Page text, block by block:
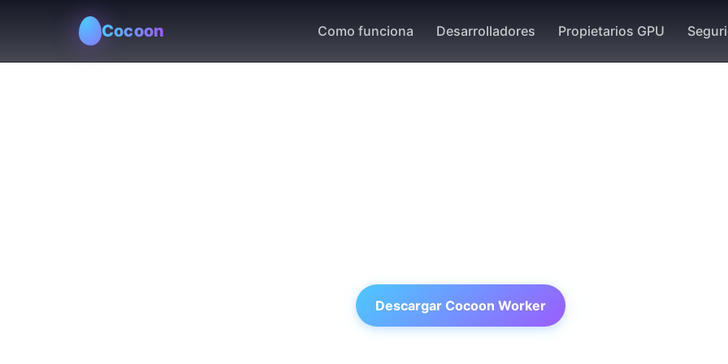
Cocoon Como funciona Desarrolladores Propietarios GPU
Descargar Cocoon Worker